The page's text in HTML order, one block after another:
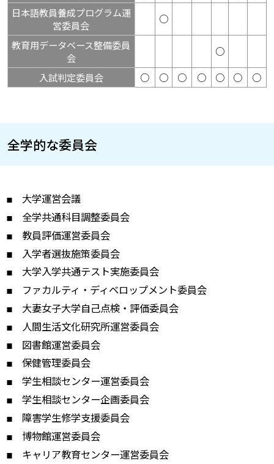
日本語教員養成プログラム運
営委員会
○
教育用データベース整備委員
会
○
入試判定委員会
○ ○ ○ ○ ○ ○ ○
全学的な委員会
大学運営会議
全学共通科目調整委員会
教員評価運営委員会
入学者選抜施策委員会
大学入学共通テスト実施委員会
ファカルティ・ディベロップメント委員会
大妻女子大学自己点検・評価委員会
人間生活文化研究所運営委員会
図書館運営委員会
保健管理委員会
学生相談センター運営委員会
学生相談センター企画委員会
障害学生修学支援委員会
博物館運営委員会
キャリア教育センター運営委員会